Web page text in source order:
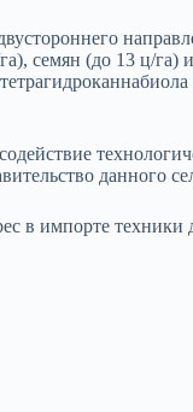
семян (до 13 ц/га)
данного
в импорте